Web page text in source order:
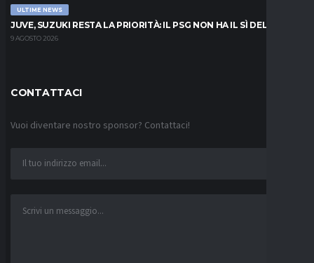
ULTIME NEWS
JUVE, SUZUKI RESTA LA PRIORITÀ: IL PSG NON HA IL SÌ DEL PARMA
9 AGOSTO 2026
CONTATTACI
Vuoi diventare nostro sponsor? Contattaci!